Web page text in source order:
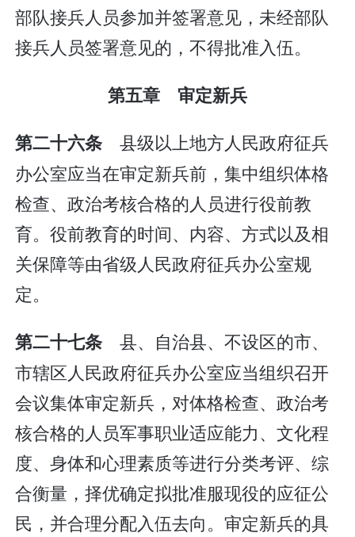
部队接兵人员参加并签署意见，未经部队
接兵人员签署意见的，不得批准入伍。
第五章 审定新兵
第二十六条 县级以上地方人民政府征兵
办公室应当在审定新兵前，集中组织体格
检查、政治考核合格的人员进行役前教
育。役前教育的时间、内容、方式以及相
关保障等由省级人民政府征兵办公室规
定。
第二十七条 县、自治县、不设区的市、
市辖区人民政府征兵办公室应当组织召开
会议集体审定新兵，对体格检查、政治考
核合格的人员军事职业适应能力、文化程
度、身体和心理素质等进行分类考评、综
合衡量，择优确定拟批准服现役的应征公
民，并合理分配入伍去向。审定新兵的具